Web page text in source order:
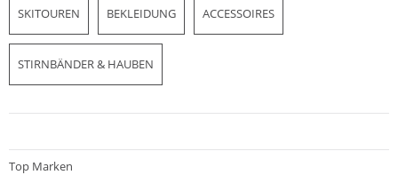
SKITOUREN BEKLEIDUNG ACCESSOIRES
STIRNBÄNDER & HAUBEN
Top Marken